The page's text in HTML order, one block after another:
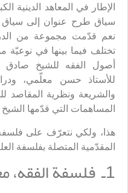
الإطار في المعاهد الدينية
سياق طرح عنوان إلى
نعم قدّمت مجموعة من
تختلف فيما بينها في نوعيّة
أصول الفقه للشيخ صادق
للأستاذ حسن معلّمي،
والشريعة ونظرية
المساهمات التي قدّمها
هذا، ولكي نتعرّف على
المقدّمية المتصلة بفلسفة
1ـ فلسفة الفقه، معالم التعريف والهويّة